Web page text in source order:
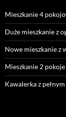
Mieszkanie 4
Duże mieszkanie z
Nowe mieszkanie z
Mieszkanie 2 pokoje
Kawalerka z